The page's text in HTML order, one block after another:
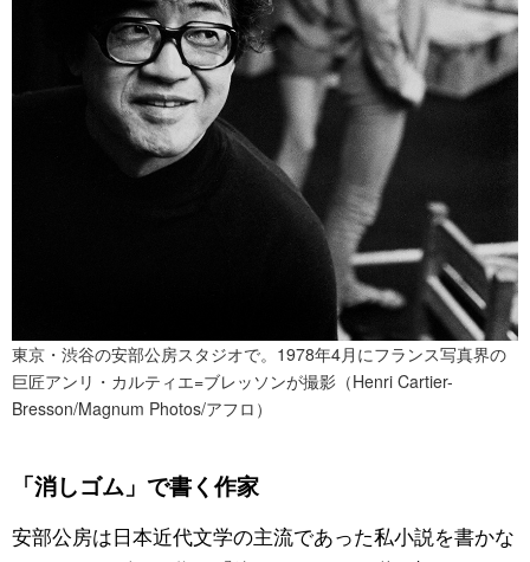
東京・渋谷の安部公房スタジオで。1978年4月にフランス写真界の
巨匠アンリ・カルティエ=ブレッソンが撮影（Henri Cartier-
Bresson/Magnum Photos/アフロ）
「消しゴム」で書く作家
安部公房は日本近代文学の主流であった私小説を書かな